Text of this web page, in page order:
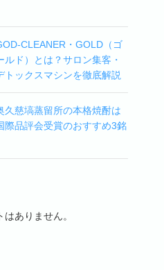
CLEANER・GOLD（ゴ
ルド）とは？サロン集客・
トックスマシンを徹底解説
久慈塙蒸留所の本格焼酎は
際品評会受賞のおすすめ3銘
ありません。